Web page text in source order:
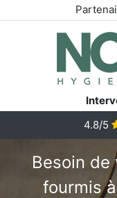
4.8/5
Besoin
fourmis